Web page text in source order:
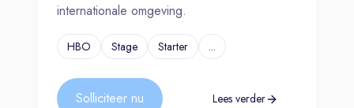
internationale omgeving.
HBO Stage Starter ...
Solliciteer nu Lees verder